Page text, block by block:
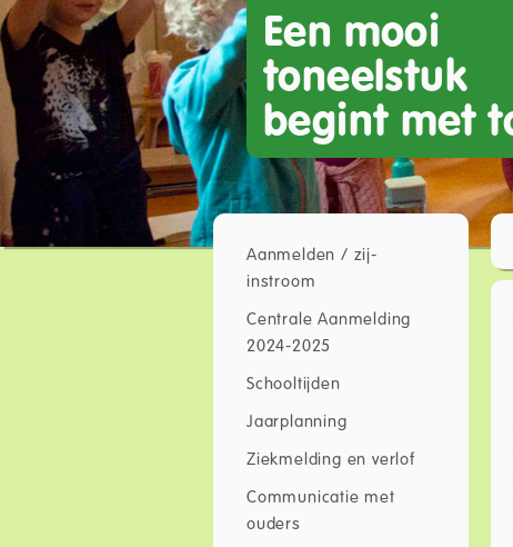
Een mooi
toneelstuk
begint met
Aanmelden / zij-
instroom
Centrale Aanmelding
2024-2025
Schooltijden
Jaarplanning
Ziekmelding en verlof
Communicatie met
ouders